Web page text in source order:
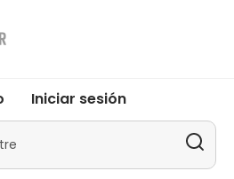
Iniciar sesión